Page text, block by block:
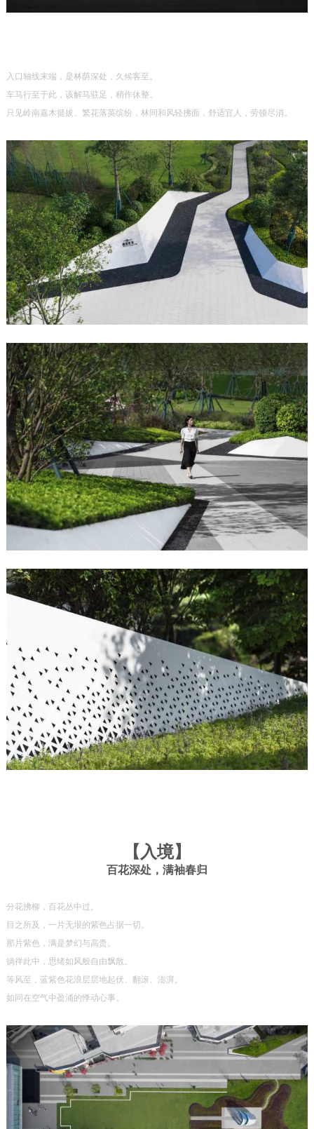
入口轴线末端，是林荫深处，久候客至。
车马行至于此，该解马驻足，稍作休整。
只见岭南嘉木挺拔、繁花落英缤纷，林间和风轻拂面，舒适宜人，劳顿尽消。
【 入境】
百花深处，满袖春归
分花拂柳，百花丛中过。
目之所及，一片无垠的紫色占据一切。
那片紫色，满是梦幻与高贵。
徜徉此中，思绪如风般自由飘散。
等风至，蓝紫色花浪层层地起伏、翻滚、澎湃。
如同在空气中盈涌的悸动心事。